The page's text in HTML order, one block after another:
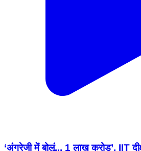
‘अंग्रेजी में बोलूं... 1 लाख करोड़’, IIT